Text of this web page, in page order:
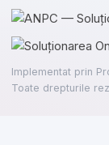
Implementat prin
Toate drepturile